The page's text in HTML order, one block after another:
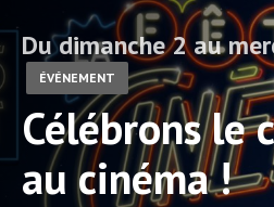
Du dimanche 2 au
ÉVÉNEMENT
Célébrons le
au cinéma !